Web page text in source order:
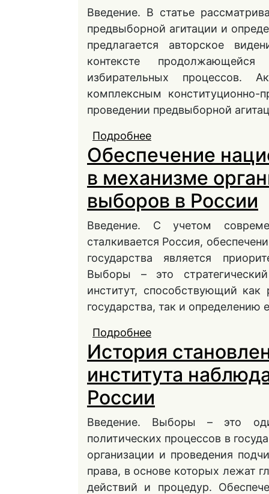
Введение. В статье
предвыборной агитации и
предлагается авторское
контексте
избирательных процессов.
комплексным
проведении предвыборной
Подробнее
предвыборной
Обеспечение
в механизме
выборов в России
Введение. С учетом
сталкивается Россия,
государства является
Выборы – это
институт, способствующий как
государства, так и определению
Подробнее
организации и
История
института
России
Введение. Выборы – это
политических процессов в
организации и проведения
права, в основе которых лежат
действий и процедур.